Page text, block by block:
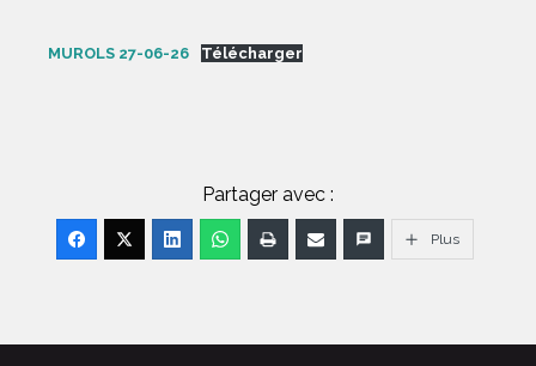
MUROLS 27-06-26 Télécharger
Partager avec :
Plus